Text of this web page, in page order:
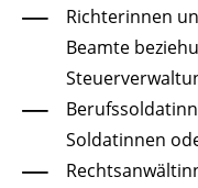
Richterinnen
Beamte
Soldatinnen